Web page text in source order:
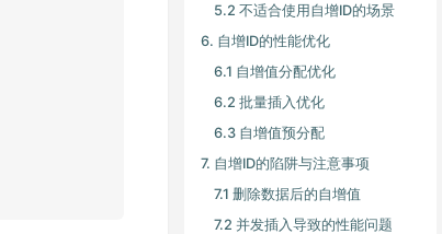
5.2 不适合使用自增ID的场景
6. 自增ID的性能优化
6.1 自增值分配优化
6.2 批量插入优化
6.3 自增值预分配
7. 自增ID的陷阱与注意事项
7.1 删除数据后的自增值
7.2 并发插入导致的性能问题